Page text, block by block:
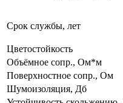
Срок службы, лет
Цветостойкость
Объёмное сопр., Ом*м
Поверхностное сопр., Ом
Шумоизоляция, Дб